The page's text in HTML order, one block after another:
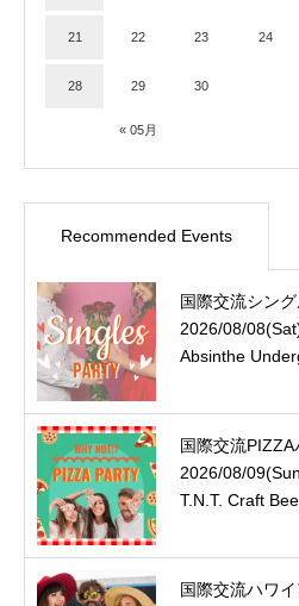
« 05月
21 22 23 24
28 29 30
Recommended Events
国際交流シン
2026/08/
Absinthe
国際交流PIZZA
2026/08/
T.N.T. Craft
国際交流ハワ